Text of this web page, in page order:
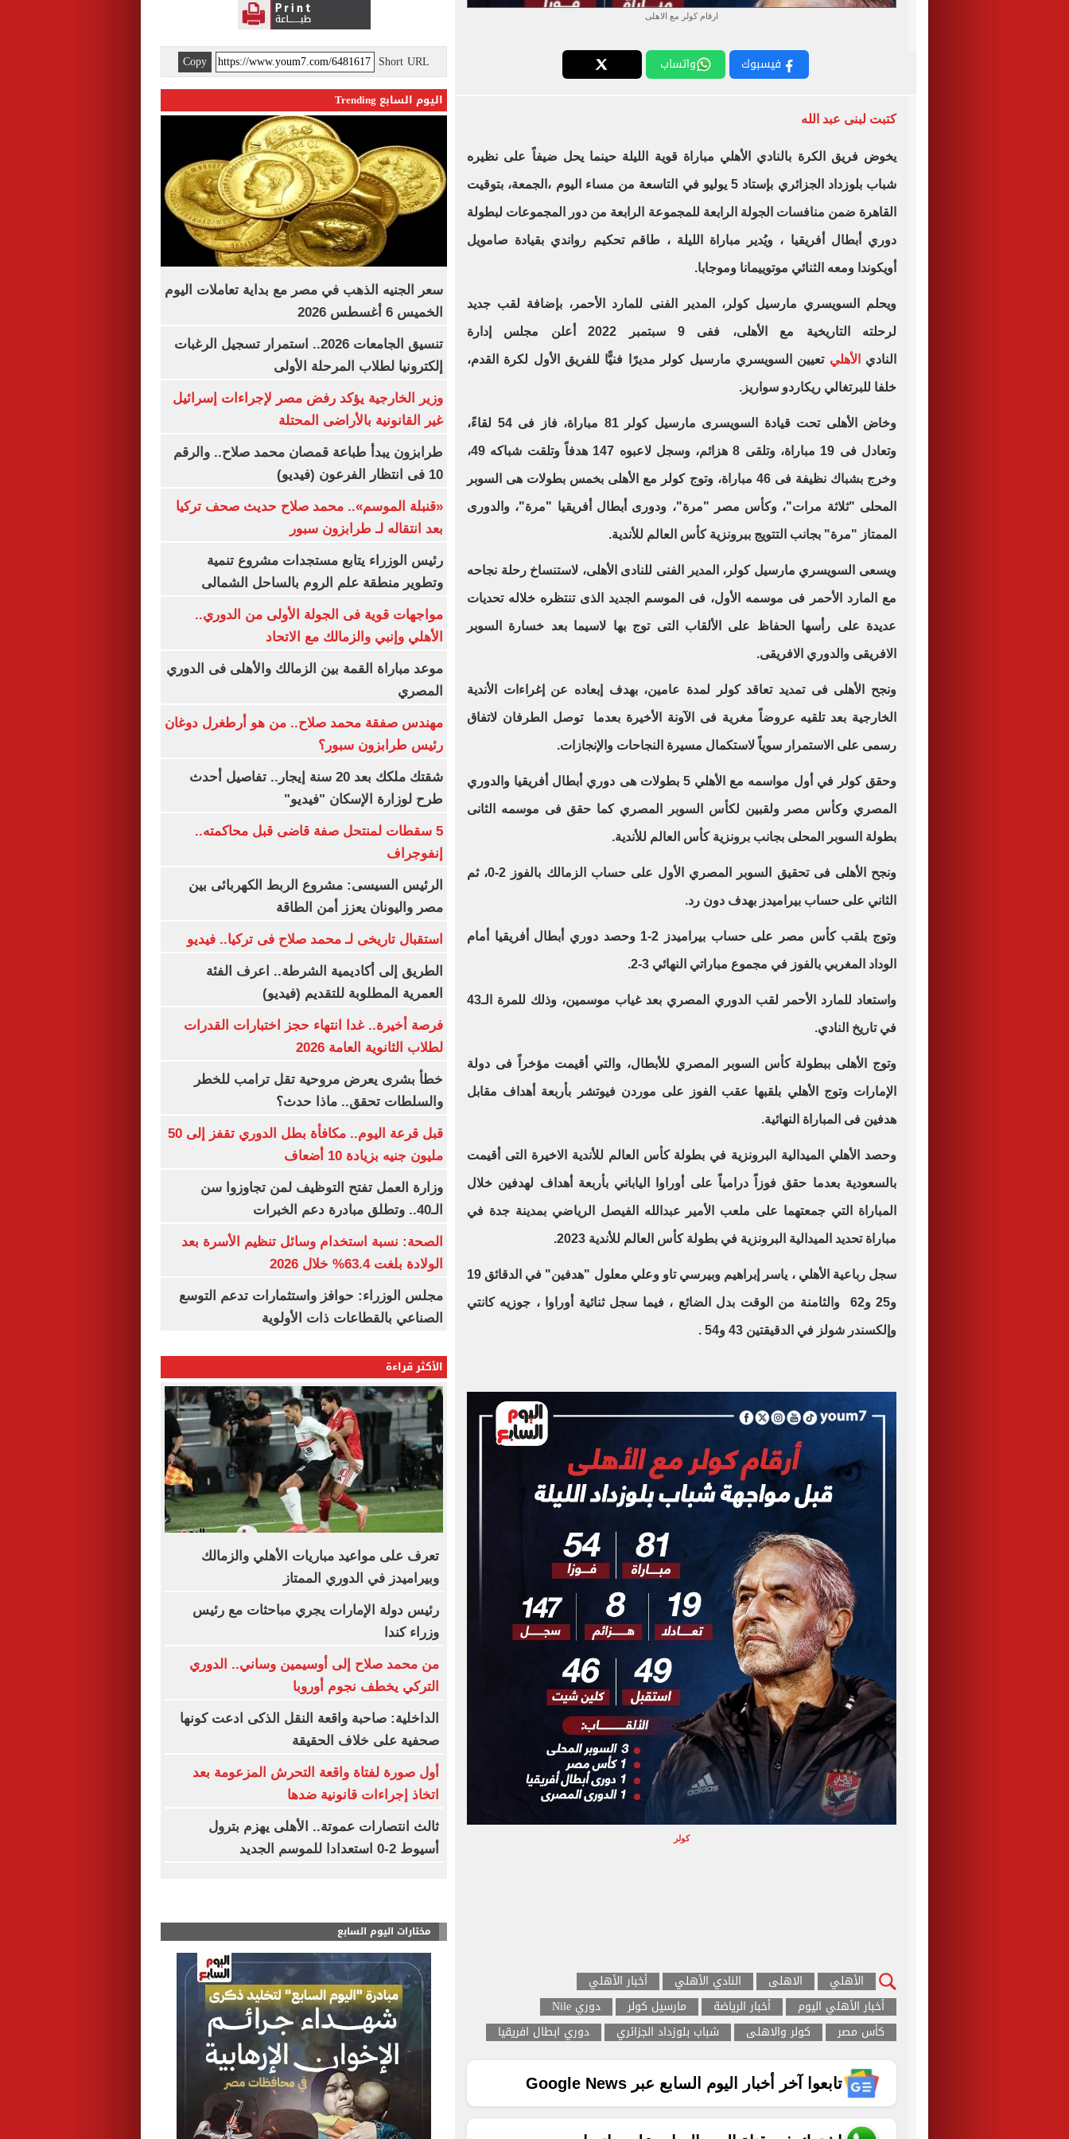
ارقام كولر مع الاهلى
فيسبوك واتساب
كتبت لبنى عبد الله
يخوض فريق الكرة بالنادي الأهلي مباراة قوية الليلة حينما يحل ضيفاً على نظيره
شباب بلوزداد الجزائري بإستاد 5 يوليو في التاسعة من مساء اليوم ،الجمعة، بتوقيت
القاهرة ضمن منافسات الجولة الرابعة للمجموعة الرابعة من دور المجموعات لبطولة
دوري أبطال أفريقيا ، ويُدير مباراة الليلة ، طاقم تحكيم رواندي بقيادة صامويل
أويكوندا ومعه الثنائي موتوييمانا وموجابا.
ويحلم السويسري مارسيل كولر، المدير الفنى للمارد الأحمر، بإضافة لقب جديد
لرحلته التاريخية مع الأهلى، ففى 9 سبتمبر 2022 أعلن مجلس إدارة
النادي الأهلي تعيين السويسري مارسيل كولر مديرًا فنيًّا للفريق الأول لكرة القدم،
خلفا للبرتغالي ريكاردو سواريز.
وخاض الأهلى تحت قيادة السويسرى مارسيل كولر 81 مباراة، فاز فى 54 لقاءً،
وتعادل فى 19 مباراة، وتلقى 8 هزائم، وسجل لاعبوه 147 هدفاً وتلقت شباكه 49،
وخرج بشباك نظيفة فى 46 مباراة، وتوج كولر مع الأهلى بخمس بطولات هى السوبر
المحلى "ثلاثة مرات"، وكأس مصر "مرة"، ودورى أبطال أفريقيا "مرة"، والدورى
الممتاز "مرة" بجانب التتويج ببرونزية كأس العالم للأندية.
ويسعى السويسري مارسيل كولر، المدير الفنى للنادى الأهلى، لاستنساخ رحلة نجاحه
مع المارد الأحمر فى موسمه الأول، فى الموسم الجديد الذى تنتظره خلاله تحديات
عديدة على رأسها الحفاظ على الألقاب التى توج بها لاسيما بعد خسارة السوبر
الافريقى والدوري الافريقى.
ونجح الأهلى فى تمديد تعاقد كولر لمدة عامين، بهدف إبعاده عن إغراءات الأندية
الخارجية بعد تلقيه عروضاً مغرية فى الآونة الأخيرة بعدما توصل الطرفان لاتفاق
رسمى على الاستمرار سوياً لاستكمال مسيرة النجاحات والإنجازات.
وحقق كولر في أول مواسمه مع الأهلي 5 بطولات هى دوري أبطال أفريقيا والدوري
المصري وكأس مصر ولقبين لكأس السوبر المصري كما حقق فى موسمه الثانى
بطولة السوبر المحلى بجانب برونزية كأس العالم للأندية.
ونجح الأهلى فى تحقيق السوبر المصري الأول على حساب الزمالك بالفوز 2-0، ثم
الثاني على حساب بيراميدز بهدف دون رد.
وتوج بلقب كأس مصر على حساب بيراميدز 2-1 وحصد دوري أبطال أفريقيا أمام
الوداد المغربي بالفوز في مجموع مباراتي النهائي 3-2.
واستعاد للمارد الأحمر لقب الدوري المصري بعد غياب موسمين، وذلك للمرة الـ43
في تاريخ النادي.
وتوج الأهلى ببطولة كأس السوبر المصري للأبطال، والتي أقيمت مؤخراً فى دولة
الإمارات وتوج الأهلي بلقبها عقب الفوز على موردن فيوتشر بأربعة أهداف مقابل
هدفين فى المباراة النهائية.
وحصد الأهلي الميدالية البرونزية في بطولة كأس العالم للأندية الاخيرة التى أقيمت
بالسعودية بعدما حقق فوزاً درامياً على أوراوا الياباني بأربعة أهداف لهدفين خلال
المباراة التي جمعتهما على ملعب الأمير عبدالله الفيصل الرياضي بمدينة جدة في
مباراة تحديد الميدالية البرونزية في بطولة كأس العالم للأندية 2023.
سجل رباعية الأهلي ، ياسر إبراهيم وبيرسي تاو وعلي معلول "هدفين" في الدقائق 19
و25 و62 والثامنة من الوقت بدل الضائع ، فيما سجل ثنائية أوراوا ، جوزيه كانتي
وإلكسندر شولز في الدقيقتين 43 و54 .
كولر
الأهلي الاهلى النادي الأهلي
أخبار الأهلي
أخبار الأهلي اليوم
أخبار الرياضة مارسيل كولر
دوري Nile
كأس مصر
كولر والاهلى شباب بلوزداد الجزائري دوري ابطال افريقيا
تابعوا آخر أخبار اليوم السابع عبر Google News
Short URL
Copy
اليوم السابع Trending
سعر الجنيه الذهب في مصر مع بداية تعاملات اليوم
الخميس 6 أغسطس 2026
تنسيق الجامعات 2026.. استمرار تسجيل الرغبات
إلكترونيا لطلاب المرحلة الأولى
وزير الخارجية يؤكد رفض مصر لإجراءات إسرائيل
غير القانونية بالأراضى المحتلة
طرابزون يبدأ طباعة قمصان محمد صلاح.. والرقم
10 فى انتظار الفرعون (فيديو)
«قنبلة الموسم».. محمد صلاح حديث صحف تركيا
بعد انتقاله لـ طرابزون سبور
رئيس الوزراء يتابع مستجدات مشروع تنمية
وتطوير منطقة علم الروم بالساحل الشمالى
مواجهات قوية فى الجولة الأولى من الدوري..
الأهلي وإنبي والزمالك مع الاتحاد
موعد مباراة القمة بين الزمالك والأهلى فى الدوري
المصري
مهندس صفقة محمد صلاح.. من هو أرطغرل دوغان
رئيس طرابزون سبور؟
شقتك ملكك بعد 20 سنة إيجار.. تفاصيل أحدث
طرح لوزارة الإسكان "فيديو"
5 سقطات لمنتحل صفة قاضى قبل محاكمته..
إنفوجراف
الرئيس السيسى: مشروع الربط الكهربائى بين
مصر واليونان يعزز أمن الطاقة
استقبال تاريخى لـ محمد صلاح فى تركيا.. فيديو
الطريق إلى أكاديمية الشرطة.. اعرف الفئة
العمرية المطلوبة للتقديم (فيديو)
فرصة أخيرة.. غدا انتهاء حجز اختبارات القدرات
لطلاب الثانوية العامة 2026
خطأ بشرى يعرض مروحية تقل ترامب للخطر
والسلطات تحقق.. ماذا حدث؟
قبل قرعة اليوم.. مكافأة بطل الدوري تقفز إلى 50
مليون جنيه بزيادة 10 أضعاف
وزارة العمل تفتح التوظيف لمن تجاوزوا سن
الـ40.. وتطلق مبادرة دعم الخبرات
الصحة: نسبة استخدام وسائل تنظيم الأسرة بعد
الولادة بلغت 63.4% خلال 2026
مجلس الوزراء: حوافز واستثمارات تدعم التوسع
الصناعي بالقطاعات ذات الأولوية
الأكثر قراءة
تعرف على مواعيد مباريات الأهلي والزمالك
وبيراميدز في الدوري الممتاز
رئيس دولة الإمارات يجري مباحثات مع رئيس
وزراء كندا
من محمد صلاح إلى أوسيمين وساني.. الدوري
التركي يخطف نجوم أوروبا
الداخلية: صاحبة واقعة النقل الذكى ادعت كونها
صحفية على خلاف الحقيقة
أول صورة لفتاة واقعة التحرش المزعومة بعد
اتخاذ إجراءات قانونية ضدها
ثالث انتصارات عموتة.. الأهلى يهزم بترول
أسيوط 2-0 استعدادا للموسم الجديد
مختارات اليوم السابع